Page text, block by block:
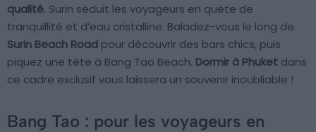
qualité, Surin séduit les voyageurs en quête de
tranquillité et d’eau cristalline. Baladez-vous le long de
Surin Beach Road pour découvrir des bars chics, puis
piquez une tête à Bang Tao Beach. Dormir à Phuket dans
ce cadre exclusif vous laissera un souvenir inoubliable !
Bang Tao : pour les voyageurs en